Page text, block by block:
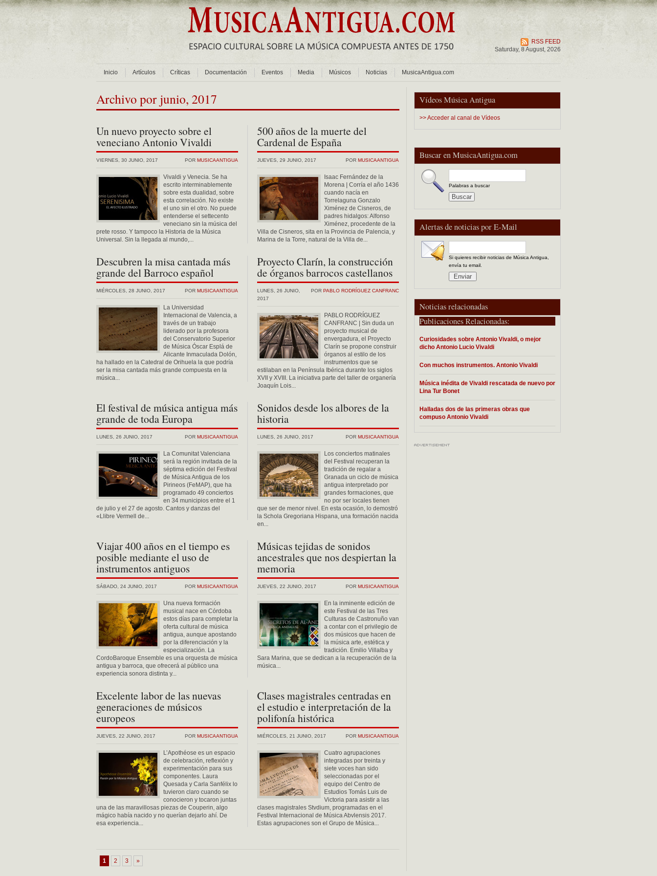
RSS FEED
Saturday, 8 August, 2026
Inicio Artículos Críticas Documentación Eventos Media Músicos Noticias MusicaAntigua.com
Vídeos Música Antigua
>> Acceder al canal de Vídeos
Buscar en MusicaAntigua.com
Palabras a buscar
Alertas de noticias por E-Mail
Si quieres recibir noticias de Música Antigua,
envía tu email.
Noticias relacionadas
Publicaciones Relacionadas:
Curiosidades sobre Antonio Vivaldi, o mejor
dicho Antonio Lucio Vivaldi
Con muchos instrumentos. Antonio Vivaldi
Música inédita de Vivaldi rescatada de nuevo por
Lina Tur Bonet
Halladas dos de las primeras obras que
compuso Antonio Vivaldi
Archivo por junio, 2017
Un nuevo proyecto sobre el
veneciano Antonio Vivaldi
POR MUSICAANTIGUA
VIERNES, 30 JUNIO, 2017
Vivaldi y Venecia. Se ha
escrito interminablemente
sobre esta dualidad, sobre
esta correlación. No existe
el uno sin el otro. No puede
entenderse el settecento
veneciano sin la música del
prete rosso. Y tampoco la Historia de la Música
Universal. Sin la llegada al mundo,...
500 años de la muerte del
Cardenal de España
POR MUSICAANTIGUA
JUEVES, 29 JUNIO, 2017
Isaac Fernández de la
Morena | Corría el año 1436
cuando nacía en
Torrelaguna Gonzalo
Ximénez de Cisneros, de
padres hidalgos: Alfonso
Ximénez, procedente de la
Villa de Cisneros, sita en la Provincia de Palencia, y
Marina de la Torre, natural de la Villa de...
Descubren la misa cantada más
grande del Barroco español
POR MUSICAANTIGUA
MIÉRCOLES, 28 JUNIO, 2017
La Universidad
Internacional de Valencia, a
través de un trabajo
liderado por la profesora
del Conservatorio Superior
de Música Óscar Esplá de
Alicante Inmaculada Dolón,
ha hallado en la Catedral de Orihuela la que podría
ser la misa cantada más grande compuesta en la
música...
Proyecto Clarín, la construcción
de órganos barrocos castellanos
POR PABLO RODRÍGUEZ CANFRANC
LUNES, 26 JUNIO,
2017
PABLO RODRÍGUEZ
CANFRANC | Sin duda un
proyecto musical de
envergadura, el Proyecto
Clarín se propone construir
órganos al estilo de los
instrumentos que se
estilaban en la Península Ibérica durante los siglos
XVII y XVIII. La iniciativa parte del taller de organería
Joaquín Lois...
El festival de música antigua más
grande de toda Europa
POR MUSICAANTIGUA
LUNES, 26 JUNIO, 2017
La Comunitat Valenciana
será la región invitada de la
séptima edición del Festival
de Música Antigua de los
Pirineos (FeMAP), que ha
programado 49 conciertos
en 34 municipios entre el 1
de julio y el 27 de agosto. Cantos y danzas del
«Llibre Vermell de...
Sonidos desde los albores de la
historia
POR MUSICAANTIGUA
LUNES, 26 JUNIO, 2017
Los conciertos matinales
del Festival recuperan la
tradición de regalar a
Granada un ciclo de música
antigua interpretado por
grandes formaciones, que
no por ser locales tienen
que ser de menor nivel. En esta ocasión, lo demostró
la Schola Gregoriana Hispana, una formación nacida
en...
Viajar 400 años en el tiempo es
posible mediante el uso de
instrumentos antiguos
POR MUSICAANTIGUA
SÁBADO, 24 JUNIO, 2017
Una nueva formación
musical nace en Córdoba
estos días para completar la
oferta cultural de música
antigua, aunque apostando
por la diferenciación y la
especialización. La
CordoBaroque Ensemble es una orquesta de música
antigua y barroca, que ofrecerá al público una
experiencia sonora distinta y...
Músicas tejidas de sonidos
ancestrales que nos despiertan la
memoria
POR MUSICAANTIGUA
JUEVES, 22 JUNIO, 2017
En la inminente edición de
este Festival de las Tres
Culturas de Castronuño van
a contar con el privilegio de
dos músicos que hacen de
la música arte, estética y
tradición. Emilio Villalba y
Sara Marina, que se dedican a la recuperación de la
música...
Excelente labor de las nuevas
generaciones de músicos
europeos
POR MUSICAANTIGUA
JUEVES, 22 JUNIO, 2017
L’Apothéose es un espacio
de celebración, reflexión y
experimentación para sus
componentes. Laura
Quesada y Carla Sanfélix lo
tuvieron claro cuando se
conocieron y tocaron juntas
una de las maravillosas piezas de Couperin, algo
mágico había nacido y no querían dejarlo ahí. De
esa experiencia...
Clases magistrales centradas en
el estudio e interpretación de la
polifonía histórica
POR MUSICAANTIGUA
MIÉRCOLES, 21 JUNIO, 2017
Cuatro agrupaciones
integradas por treinta y
siete voces han sido
seleccionadas por el
equipo del Centro de
Estudios Tomás Luis de
Victoria para asistir a las
clases magistrales Stvdium, programadas en el
Festival Internacional de Música Abvlensis 2017.
Estas agrupaciones son el Grupo de Música...
1 2 3 »